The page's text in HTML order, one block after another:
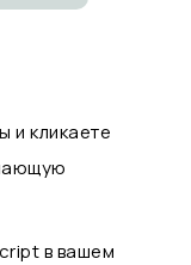
и кликаете
в вашем